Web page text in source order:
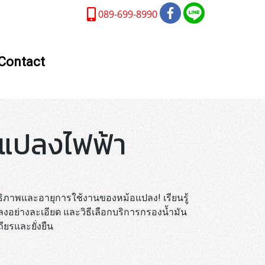
089-699-8990
ปลงไฟฟ้า
พและอายุการใช้งานของหม้อแปลง! เรียนรู้
ย่างละเอียด และวิธีเลือกบริการกรองน้ำมัน
รและยั่งยืน